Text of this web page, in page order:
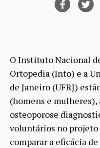
O Instituto Nacional
Ortopedia (Into) e a
de Janeiro (UFRJ)
(homens e mulheres),
osteoporose
voluntários no projeto
comparar a eficácia